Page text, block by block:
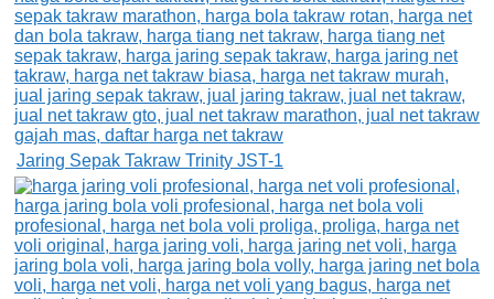
Jaring Sepak Takraw Trinity JST-1